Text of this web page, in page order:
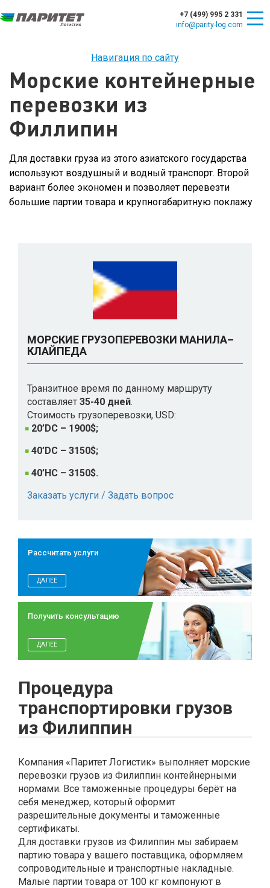
+7 (499) 995 2 331
info@parity-log.com
Навигация по сайту
Морские контейнерные
перевозки из
Филлипин
Для доставки груза из этого азиатского государства
используют воздушный и водный транспорт. Второй
вариант более экономен и позволяет перевезти
большие партии товара и крупногабаритную поклажу
МОРСКИЕ ГРУЗОПЕРЕВОЗКИ МАНИЛА–
КЛАЙПЕДА
Транзитное время по данному маршруту
составляет 35-40 дней.
Стоимость грузоперевозки, USD:
20’DC – 1900$;
40’DC – 3150$;
40’HC – 3150$.
Заказать услуги / Задать вопрос
Рассчитать услуги
ДАЛЕЕ
Получить консультацию
ДАЛЕЕ
Процедура
транспортировки грузов
из Филиппин
Компания «Паритет Логистик» выполняет морские
перевозки грузов из Филиппин контейнерными
нормами. Все таможенные процедуры берёт на
себя менеджер, который оформит
разрешительные документы и таможенные
сертификаты.
Для доставки грузов из Филиппин мы забираем
партию товара у вашего поставщика, оформляем
сопроводительные и транспортные накладные.
Малые партии товара от 100 кг компонуют в